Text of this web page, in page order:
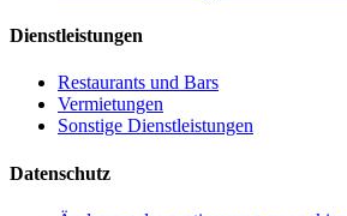
Dienstleistungen
Restaurants und Bars
Vermietungen
Sonstige Dienstleistungen
Datenschutz